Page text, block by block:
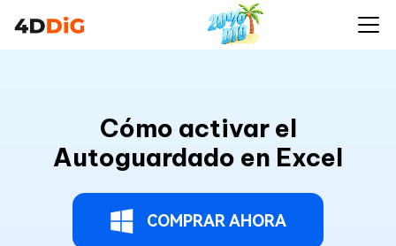
Cómo activar el
Autoguardado en Excel
COMPRAR AHORA